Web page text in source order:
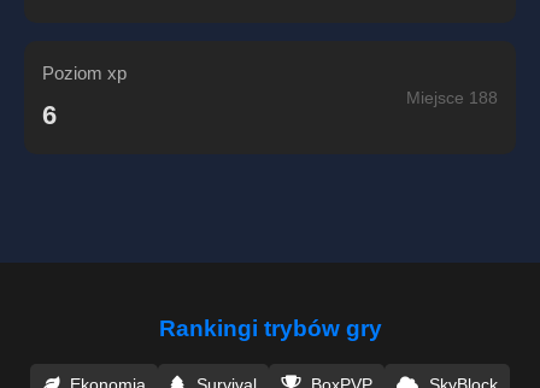
Poziom xp
6
Miejsce 188
Rankingi trybów gry